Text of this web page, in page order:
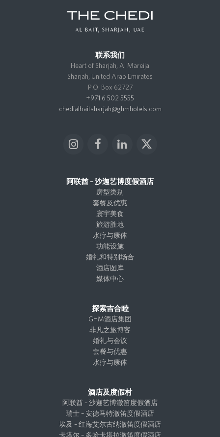
联系我们
Heart of Sharjah, Al Mareija
Sharjah, United Arab Emirates
P.O. Box 62727
+971 6 502 5555
chedialbaitsharjah@ghmhotels.com
I
t
F
e
b
o
o
k
L
k
e
d
I
n
X
i
阿联酋 – 沙迦艺博度假酒店
房型类别
套餐及优惠
寰宇美食
旅游胜地
水疗与康体
功能设施
婚礼和特别场合
酒店图库
媒体中心
探索吉合睦
GHM酒店集团
非凡之旅博客
婚礼与会议
套餐与优惠
水疗与康体
酒店及度假村
阿联酋 – 沙迦艺博澈笛度假酒店
瑞士 – 安德马特澈笛度假酒店
埃及 – 红海艾尔古纳澈笛度假酒店
卡塔尔 – 多哈卡塔拉澈笛度假酒店